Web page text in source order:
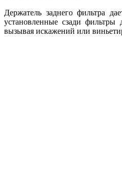
Держатель заднего фильтра
установленные сзади
вызывая искажений или